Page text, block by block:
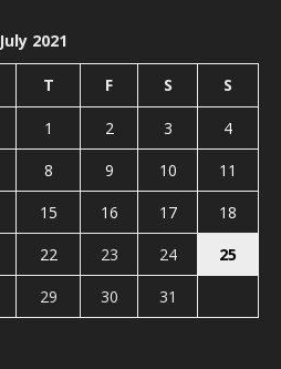
July 2021
T F S S
1 2 3
4
8 9 10
11
15 16 17
18
22 23 24
25
29 30
31